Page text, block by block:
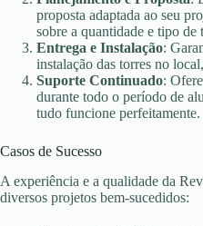
proposta adaptada ao seu
sobre a quantidade e tipo de
Entrega e Instalação:
instalação das torres no
Suporte Continuado:
durante todo o período de
tudo funcione perfeitamente.
Casos de Sucesso
A experiência e a qualidade da
diversos projetos bem-sucedidos: